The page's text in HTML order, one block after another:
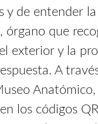
y de entender
órgano que
exterior y la
A
Anatómico,
los códigos